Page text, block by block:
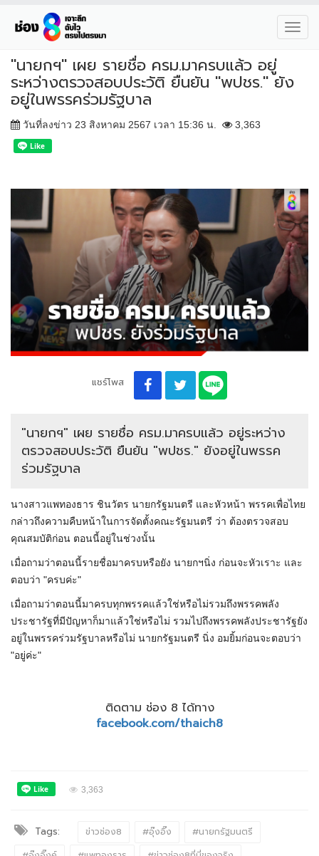
"นายกฯ" เผย รายชื่อ ครม.มาครบแล้ว อยู่
ระหว่างตรวจสอบประวัติ ยืนยัน "พปชร." ยัง
อยู่ในพรรคร่วมรัฐบาล
วันที่ลงข่าว 23 สิงหาคม 2567 เวลา 15:36 น. 3,363
แชร์โพส
"นายกฯ" เผย รายชื่อ ครม.มาครบแล้ว อยู่ระหว่าง
ตรวจสอบประวัติ ยืนยัน "พปชร." ยังอยู่ในพรรค
ร่วมรัฐบาล
นางสาวแพ​ทอง​ธาร ​ชิน​วัตร​ นายกรัฐมนตรี และหัวหน้า พรรค​เพื่อ​ไทย​
กล่าวถึงความคืบหน้าในการจัดตั้งคณะรัฐมนตรี ว่า ต้องตรวจสอบ
คุณสมบัติก่อน ตอนนี้อยู่ในช่วงนั้น
เมื่อถามว่าตอนนี้รายชื่อมาครบหรือยัง นายกฯนิ่ง ก่อนจะหัวเราะ และ
ตอบว่า "ครบค่ะ"
เมื่อถามว่าตอนนี้มาครบทุกพรรคแล้วใช่หรือไม่รวมถึงพรรคพลัง
ประชารัฐที่มีปัญหาก็มาแล้วใช่หรือไม่ รวมไปถึงพรรคพลังประชารัฐยัง
อยู่ในพรรคร่วมรัฐบาลหรือไม่ นายกรัฐมนตรี นิ่ง อมยิ้มก่อนจะตอบว่า
"อยู่ค่ะ"
ติดตาม ช่อง 8 ได้ทาง
facebook.com/thaich8
3,363
Tags: ข่าวช่อง8 #อุ๊งอิ๊ง
#นายกรัฐมนตรี